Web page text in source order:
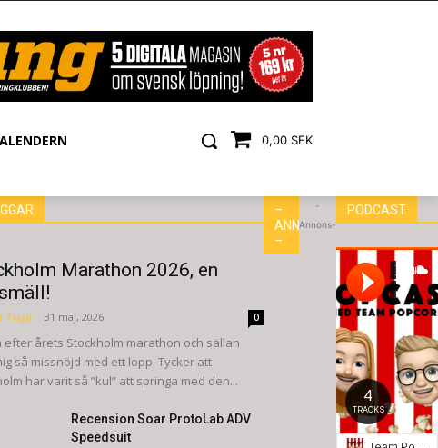
0,00 SEK
Marathon 2026, en
Tisjö 31 maj, 2026 0
efter årets Stockholm marathon och sällan
så missnöjd med ett lopp. Tycker att
har varit så ”kul” att springa med den...
Recension Soar ProtoLab ADV
Speedsuit
–
ANNONS
–
-
Annons-
PODCAST